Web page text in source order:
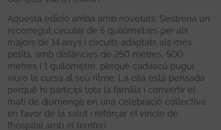
Aquesta edició arriba amb novetats. S’estrena un
recorregut circular de 5 quilòmetres per als
majors de 14 anys i circuits adaptats als més
petits, amb distàncies de 250 metres, 500
metres i 1 quilòmetre, perquè cadascú pugui
viure la cursa al seu ritme. La cita està pensada
perquè hi participi tota la família i convertir el
matí de diumenge en una celebració col·lectiva
en favor de la salut i reforçar el vincle de
l’hospital amb el territori.